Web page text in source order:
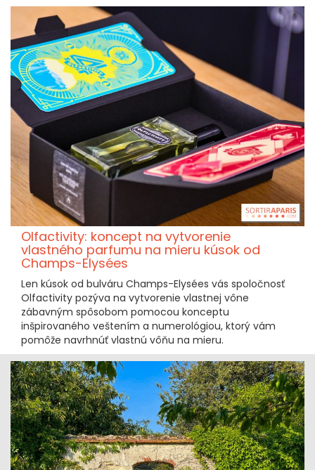
Olfactivity: koncept na vytvorenie
vlastného parfumu na mieru kúsok od
Champs-Elysées
Len kúsok od bulváru Champs-Elysées vás spoločnosť
Olfactivity pozýva na vytvorenie vlastnej vône
zábavným spôsobom pomocou konceptu
inšpirovaného veštením a numerológiou, ktorý vám
pomôže navrhnúť vlastnú vôňu na mieru.